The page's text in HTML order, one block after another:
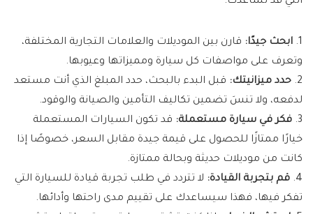
1. ابحث جيدًا: قارن بين الموديلات والعلامات التجارية المختلفة،
وتعرف على مواصفات كل سيارة ومميزاتها وعيوبها.
2. حدد ميزانيتك: قبل البدء بالبحث، حدد المبلغ الذي أنت مستعد
لدفعه، ولا تنسَ تضمين تكاليف التأمين والصيانة والوقود.
3. فكر في سيارة مستعملة: قد تكون السيارات المستعملة
خيارًا ممتازًا للحصول على قيمة جيدة مقابل السعر، خصوصًا إذا
كانت من موديلات حديثة وبحالة ممتازة.
4. قم بتجربة القيادة: لا تتردد في طلب تجربة قيادة للسيارة التي
تفكر فيها، فهذا سيساعدك على تقييم مدى راحتها وأدائها.